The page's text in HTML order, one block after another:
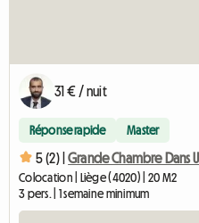
31 € / nuit
Réponse rapide Master
5 (2) | Grande Chambre Dans
Colocation | Liège (4020) | 20 M2
3 pers. | 1 semaine minimum